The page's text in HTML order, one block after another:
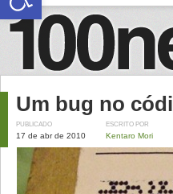
Um bug no
PUBLICADO
17 de abr de 2010
ESCRITO POR
Kentaro Mori